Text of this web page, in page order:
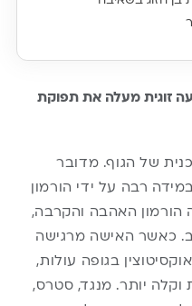
זוגית מעלה את תפוקת
של הגוף. מדובר
רבה על ידי הורמון
הורמון האהבה והקרבה,
כאשר האישה מרגישה
בגופה עולות,
יותר. מנגד, סטרס,